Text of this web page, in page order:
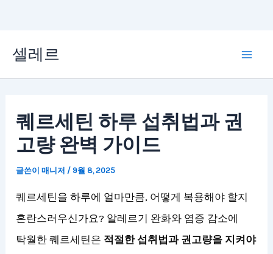
츠
셀레르
퀘르세틴 하루 섭취법과 권
고량 완벽 가이드
글쓴이매니저 / 9월 8, 2025
퀘르세틴을 하루에 얼마만큼, 어떻게 복용해야 할지
혼란스러우신가요? 알레르기 완화와 염증 감소에
탁월한 퀘르세틴은 적절한 섭취법과 권고량을 지켜야